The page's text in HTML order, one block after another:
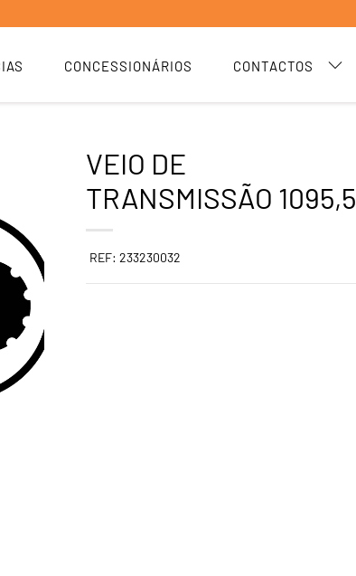
CONCESSIONÁRIOS CONTACTOS
VEIO DE
TRANSMISSÃO 1095,5
REF: 233230032